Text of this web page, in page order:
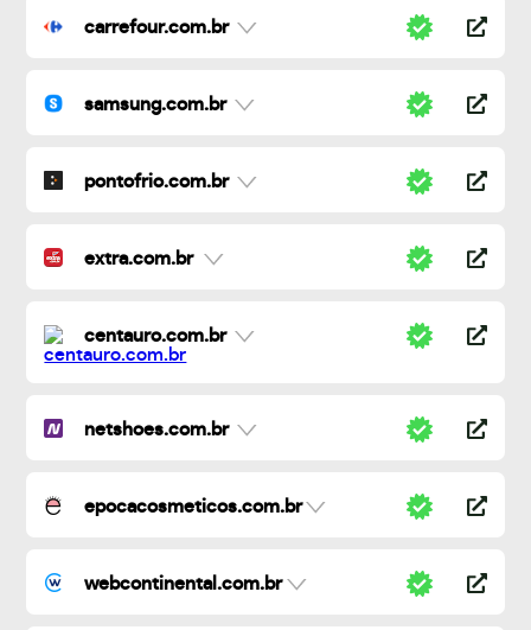
carrefour.com.br
samsung.com.br
pontofrio.com.br
extra.com.br
centauro.com.br
netshoes.com.br
epocacosmeticos.com.br
webcontinental.com.br